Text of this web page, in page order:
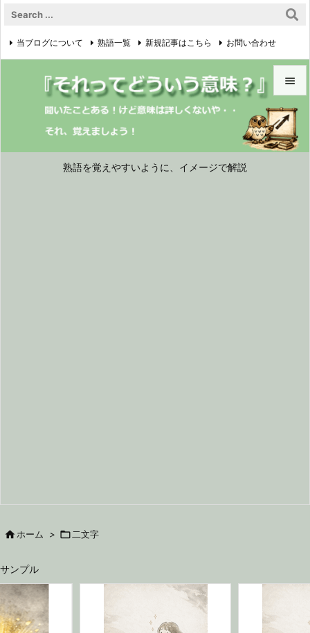
熟語を覚えやすいように、イメージで解説


メニュ

当ブログについて 熟語一覧 新規記事はこちら お問い合わせ
プライバシーポリシー 
 ホーム >  二文字
サンプル